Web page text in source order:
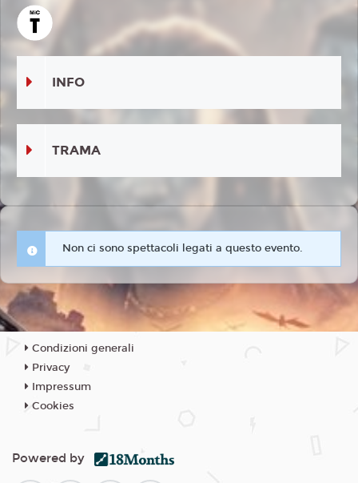
INFO
TRAMA
Non ci sono spettacoli legati a questo evento.
Condizioni generali
Privacy
Impressum
Cookies
Powered by